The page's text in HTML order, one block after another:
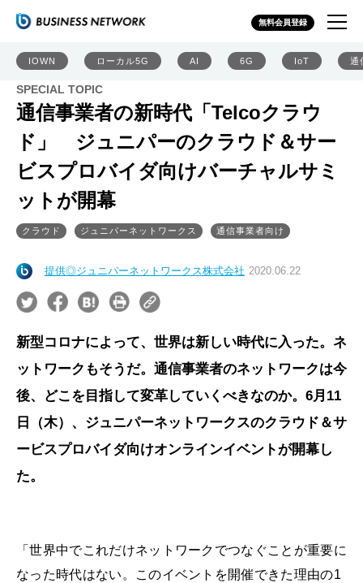
無料会員登録
IOWN ローカル5G AI 6G IoT 通
SPECIAL TOPIC
通信事業者の新時代「Telcoクラウ
ド」 ジュニパーのクラウド＆サー
ビスプロバイダ向けバーチャルサミ
ットが開幕
クラウド ジュニパーネットワークス 通信事業者向け
提供◎ジュニパーネットワークス株式会社 2020.06.22
新型コロナによって、世界は新しい時代に入った。ネ
ットワークもそうだ。通信事業者のネットワークは今
後、どこを目指して変革していくべきなのか。6月11
日（木）、ジュニパーネットワークスのクラウド＆サ
ービスプロバイダ向けオンラインイベントが開幕し
た。
「世界中でこれだけネットワークでつなぐことが重要に
なった時代はない。このイベントを開催できた理由の1